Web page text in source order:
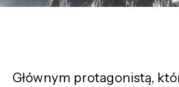
Głównym protagonistą,